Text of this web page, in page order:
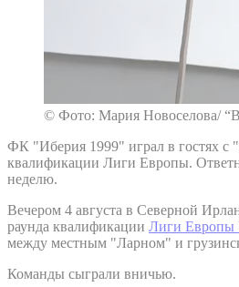
© Фото: Мария Новоселова/
ФК "Иберия 1999" играл в гостях с
квалификации Лиги Европы.
неделю.
Вечером 4 августа в Северной
раунда квалификации Лиги
между местным "Ларном" и
Команды сыграли вничью.